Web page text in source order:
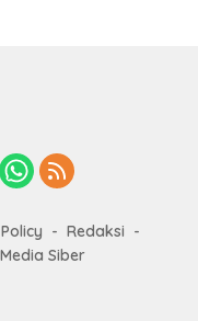
Redaksi
Siber